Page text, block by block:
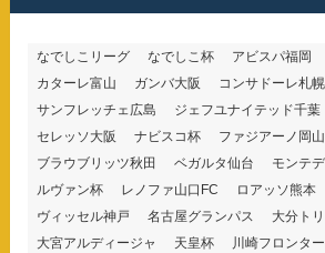
なでしこリーグ なでしこ杯 アビスパ福岡
カターレ富山
ガンバ大阪 コンサドーレ札幌
サンフレッチェ広島
ジェフユナイテッド千葉
セレッソ大阪
ナビスコ杯
ファジアーノ岡山
ブラウブリッツ秋田
ベガルタ仙台
モンテ
ルヴァン杯
レノファ山口FC ロアッソ熊本
ヴィッセル神戸
名古屋グランパス
大分ト
大宮アルディージャ
天皇杯
川崎フロンタ